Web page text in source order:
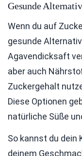
Gesunde
Wenn du auf
gesunde
Agavendicksaft
aber auch
Zuckergehalt
Diese Optionen
natürliche Süße
So kannst du dein
deinem